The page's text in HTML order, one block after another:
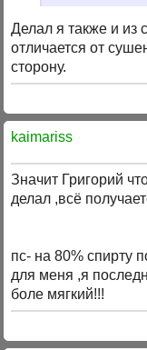
Делал я также и из
отличается от
сторону.
kaimariss
Значит Григорий
делал ,всё
пс- на 80% спирту
для меня ,я
боле мягкий!!!